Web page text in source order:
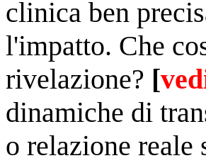
clinica ben
l'impatto. Che
rivelazione? [
dinamiche di
o relazione